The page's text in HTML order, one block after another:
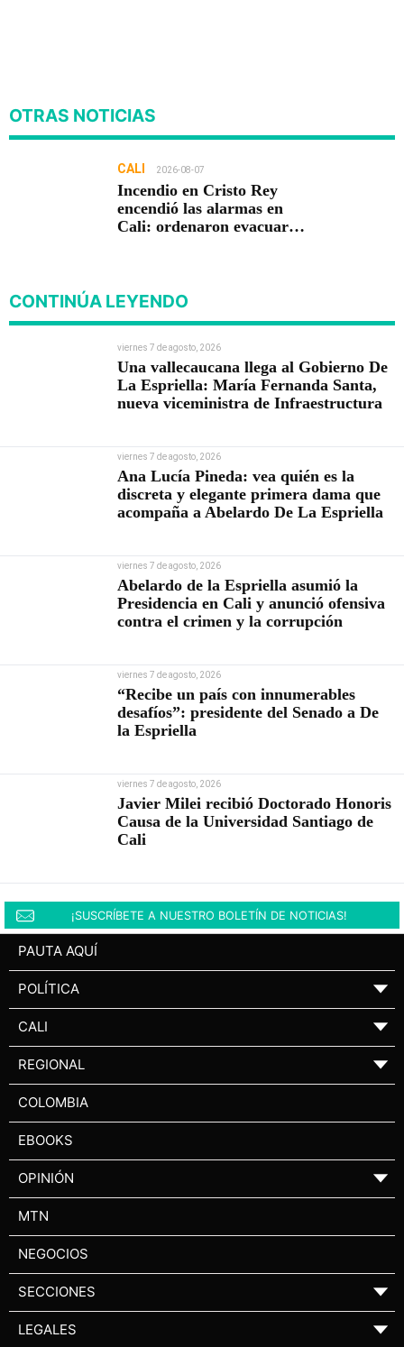
OTRAS NOTICIAS
CALI 2026-08-07
Incendio en Cristo Rey
encendió las alarmas en
Cali: ordenaron evacuar
CONTINÚA LEYENDO
viernes 7 de agosto, 2026
Una vallecaucana llega al Gobierno De
La Espriella: María Fernanda Santa,
nueva viceministra de Infraestructura
viernes 7 de agosto, 2026
Ana Lucía Pineda: vea quién es la
discreta y elegante primera dama que
acompaña a Abelardo De La Espriella
viernes 7 de agosto, 2026
Abelardo de la Espriella asumió la
Presidencia en Cali y anunció ofensiva
contra el crimen y la corrupción
viernes 7 de agosto, 2026
“Recibe un país con innumerables
desafíos”: presidente del Senado a De
la Espriella
viernes 7 de agosto, 2026
Javier Milei recibió Doctorado Honoris
Causa de la Universidad Santiago de
Cali
¡SUSCRÍBETE A NUESTRO BOLETÍN DE NOTICIAS!
PAUTA AQUÍ
POLÍTICA ▼
CALI ▼
REGIONAL ▼
COLOMBIA
EBOOKS
OPINIÓN ▼
MTN
NEGOCIOS
SECCIONES ▼
LEGALES ▼